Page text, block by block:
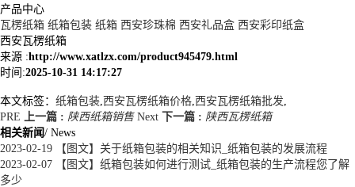
产品中心
瓦楞纸箱 纸箱包装 纸箱 西安珍珠棉 西安礼品盒 西安彩印纸盒
西安瓦楞纸箱
来源 :http://www.xatlzx.com/product945479.html
时间:2025-10-31 14:17:27
本文标签： 纸箱包装 西安瓦楞纸箱价格 西安瓦楞纸箱批发
PRE
上一篇 : 陕西纸箱销售 Next 下一篇 : 陕西瓦楞纸箱
相关新闻/ News
2023-02-19 【图文】关于纸箱包装的相关知识_纸箱包装的发展流程
2023-02-07 【图文】纸箱包装如何进行测试_纸箱包装的生产流程您了解
多少